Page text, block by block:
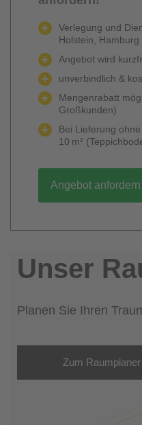
Verlegung und
Holstein,
Angebot wird
unverbindlich &
Mengenrabatt
Großkunden)
Bei Lieferung
10 m²
Angebot anfordern
Unser
Planen Sie Ihren
Zum Raumplaner